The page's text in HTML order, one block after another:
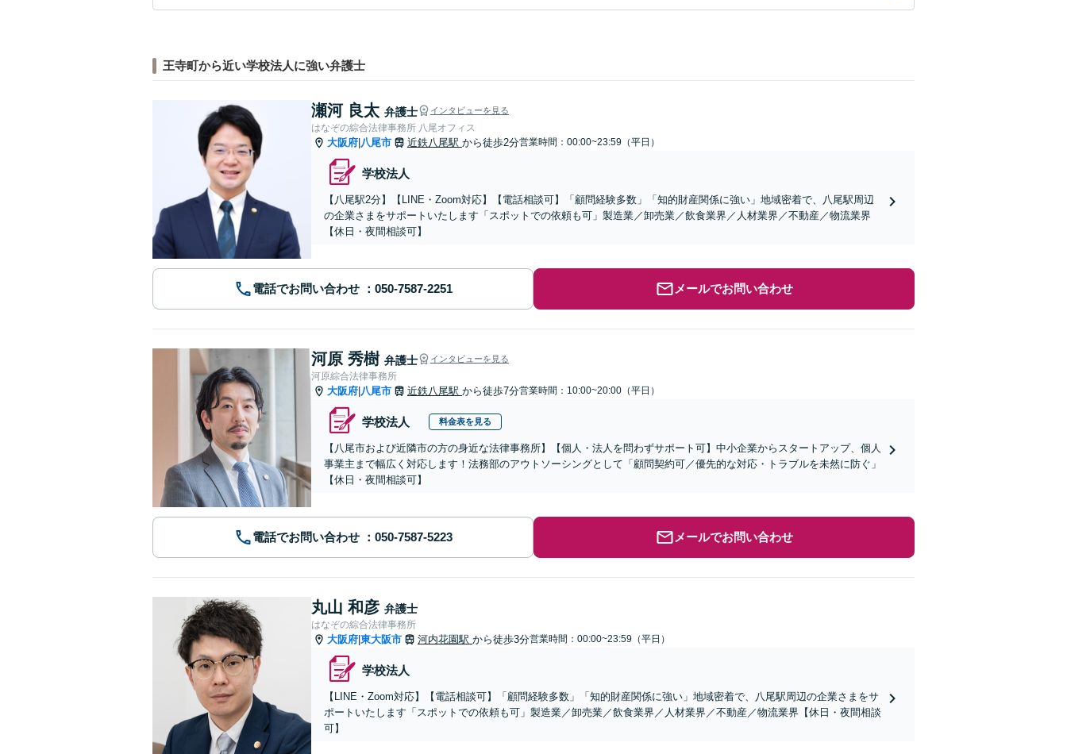
王寺町から近い学校法人に強い弁護士
瀬河 良太 弁護士 インタビューを見る
はなぞの綜合法律事務所 八尾オフィス
大阪府 八尾市 近鉄八尾駅 から徒歩2分営業時間：00:00~23:59（平日）
学校法人
【八尾駅2分】【LINE・Zoom対応】【電話相談可】「顧問経験多数」「知的財産関係に強い」地域密着で、八尾駅周辺
の企業さまをサポートいたします「スポットでの依頼も可」製造業／卸売業／飲食業界／人材業界／不動産／物流業界
【休日・夜間相談可】
電話でお問い合わせ メールでお問い合わせ
河原 秀樹 弁護士 インタビューを見る
河原綜合法律事務所
大阪府 八尾市 近鉄八尾駅 から徒歩7分営業時間：10:00~20:00（平日）
学校法人 料金表を見る
【八尾市および近隣市の方の身近な法律事務所】【個人・法人を問わずサポート可】中小企業からスタートアップ、個人
事業主まで幅広く対応します！法務部のアウトソーシングとして「顧問契約可／優先的な対応・トラブルを未然に防ぐ」
【休日・夜間相談可】
電話でお問い合わせ メールでお問い合わせ
丸山 和彦 弁護士
はなぞの綜合法律事務所
大阪府 東大阪市 河内花園駅 から徒歩3分営業時間：00:00~23:59（平日）
学校法人
【LINE・Zoom対応】【電話相談可】「顧問経験多数」「知的財産関係に強い」地域密着で、八尾駅周辺の企業さまをサ
ポートいたします「スポットでの依頼も可」製造業／卸売業／飲食業界／人材業界／不動産／物流業界【休日・夜間相談
可】